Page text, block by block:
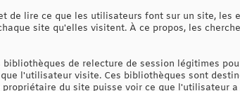
de lire ce que les utilisateurs font sur un site, les
site qu'elles visitent. À ce propos, les
de relecture de session légitimes
l'utilisateur visite. Ces bibliothèques sont
du site puisse voir ce que l'utilisateur a